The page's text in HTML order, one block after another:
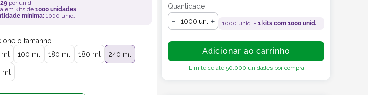
29 por unid.
em kits de 1000 unidades
mínima: 1000 unid.
o tamanho
ml
100 ml 180 ml 180 ml 240 ml
ml
Quantidade
un.
1000 unid. = 1 kits com 1000 unid.
Adicionar ao carrinho
Limite de até 50.000 unidades por compra